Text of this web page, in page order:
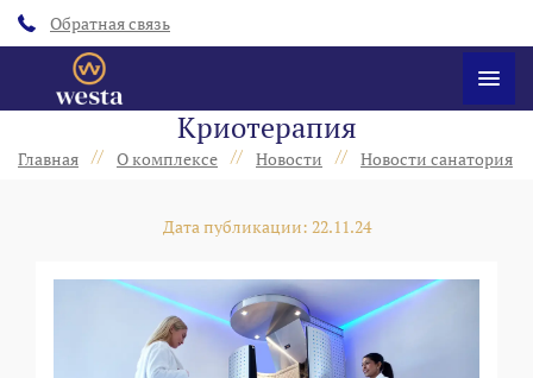
Обратная связь
Криотерапия
Главная // О комплексе // Новости // Новости санатория
Дата публикации: 22.11.24